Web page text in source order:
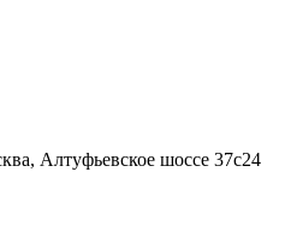
Алтуфьевское шоссе 37с24